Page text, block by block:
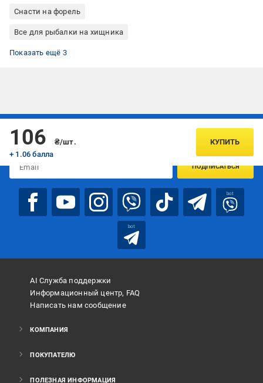
Снасти на форель
Все для рыбалки на хищника
Силиконовые приманки FishUp
Силиконовые приманки на окуня
Силиконовые приманки на форель
Показать ещё 3
106
₴/шт.
+ 1.06 балла
КУПИТЬ
Подписывайтесь, чтобы узнавать первым об акцияx и
ПОДПИСАТЬСЯ
bot
bot
AI Служба поддержки
Информационный центр, FAQ
Написать нам сообщение
КОМПАНИЯ
ПОКУПАТЕЛЮ
ПОЛЕЗНАЯ ИНФОРМАЦИЯ